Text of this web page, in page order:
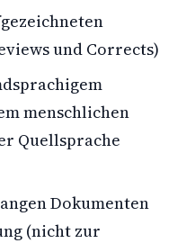
und Corrects)
menschlichen
Quellsprache
Dokumenten
(nicht zur